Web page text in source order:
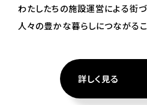
わたしたちの施設運営による街づ
人々の豊かな暮らしにつながるこ
詳しく見る